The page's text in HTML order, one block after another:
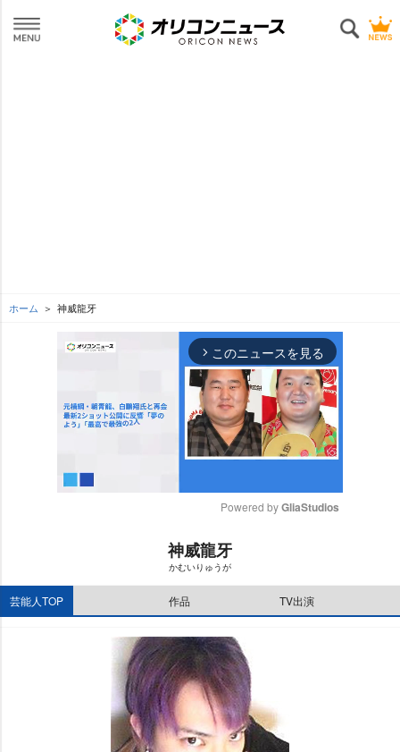
ホーム 神威龍牙
arrow_forward_ios このニュースを見る
e
Powered by GliaStudios
神威龍牙
かむいりゅうが
芸能人TOP 作品 TV出演